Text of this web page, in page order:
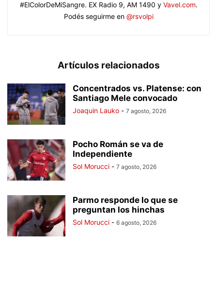
#ElColorDeMiSangre. EX Radio 9, AM 1490 y Vavel.com.
Podés seguirme en @rsvolpi
Artículos relacionados
Concentrados vs. Platense: con
Santiago Mele convocado
Joaquin Lauko - 7 agosto, 2026
Pocho Román se va de
Independiente
Sol Morucci - 7 agosto, 2026
Parmo responde lo que se
preguntan los hinchas
Sol Morucci - 6 agosto, 2026